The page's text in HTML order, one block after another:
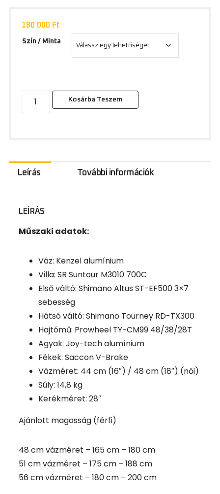
180 000 Ft
Szín / Minta
Kosárba Teszem
Leírás További információk
LEÍRÁS
Műszaki adatok:
Váz: Kenzel alumínium
Villa: SR Suntour M3010 700C
Első váltó: Shimano Altus ST-EF500 3×7
sebesség
Hátsó váltó: Shimano Tourney RD-TX300
Hajtómű: Prowheel TY-CM99 48/38/28T
Agyak: Joy-tech alumínium
Fékek: Saccon V-Brake
Vázméret: 44 cm (16″) / 48 cm (18″) (női)
Súly: 14,8 kg
Kerékméret: 28″
Ajánlott magasság (férfi)
48 cm vázméret – 165 cm – 180 cm
51 cm vázméret – 175 cm – 188 cm
56 cm vázméret – 180 cm – 200 cm